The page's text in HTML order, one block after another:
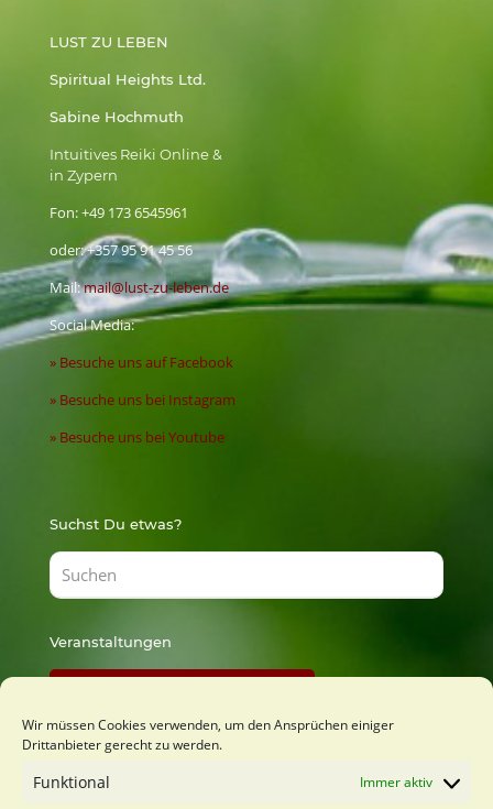
Wir müssen Cookies verwenden, um den Ansprüchen einiger
Drittanbieter gerecht zu werden.
Funktional Immer aktiv
LUST ZU LEBEN
Spiritual Heights Ltd.
Sabine Hochmuth
Intuitives Reiki Online &
in Zypern
Fon:+49 173 6545961
oder:+357 95 91 45 56
Mail:mail@lust-zu-leben.de
Social Media:
» Besuche uns auf Facebook
» Besuche uns bei Instagram
» Besuche uns bei Youtube
Suchst Du etwas?
Veranstaltungen